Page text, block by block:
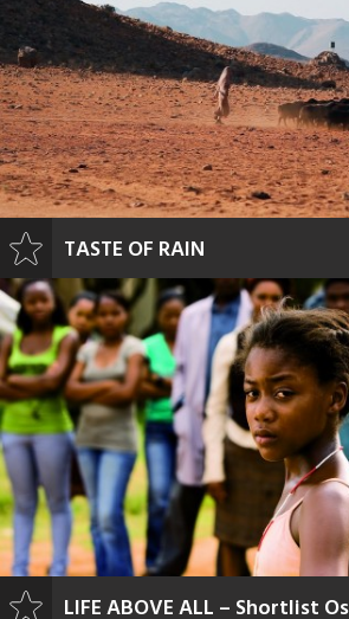
TASTE OF RAIN
LIFE ABOVE ALL – Shortlist